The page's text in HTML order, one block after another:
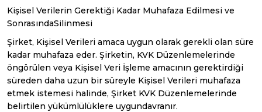
Kişisel Verilerin Gerektiği Kadar Muhafaza Edilmesi ve
SonrasındaSilinmesi
Şirket, Kişisel Verileri amaca uygun olarak gerekli olan süre
kadar muhafaza eder. Şirketin, KVK Düzenlemelerinde
öngörülen veya Kişisel Veri İşleme amacının gerektirdiği
süreden daha uzun bir süreyle Kişisel Verileri muhafaza
etmek istemesi halinde, Şirket KVK Düzenlemelerinde
belirtilen yükümlülüklere uygundavranır.